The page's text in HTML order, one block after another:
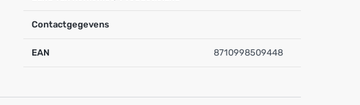
Contactgegevens
EAN 8710998509448